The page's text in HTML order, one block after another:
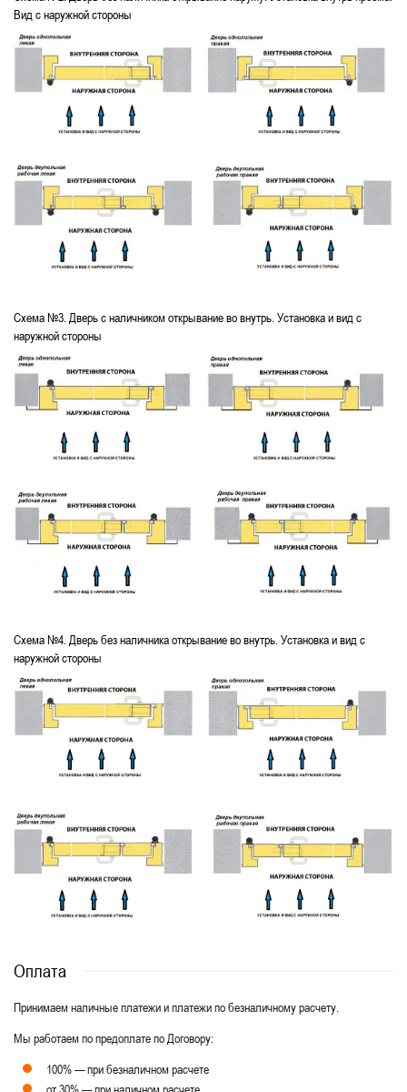
Вид с наружной стороны
Схема №3. Дверь с наличником открывание во внутрь. Установка и вид с
наружной стороны
Схема №4. Дверь без наличника открывание во внутрь. Установка и вид с
наружной стороны
Оплата
Принимаем наличные платежи и платежи по безналичному расчету.
Мы работаем по предоплате по Договору:
100% — при безналичном расчете
от 30% — при наличном расчете